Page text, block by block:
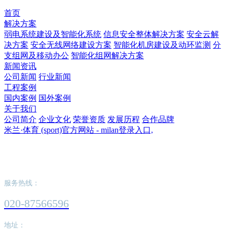
首页
解决方案
弱电系统建设及智能化系统 信息安全整体解决方案 安全云解
决方案 安全无线网络建设方案 智能化机房建设及动环监测 分
支组网及移动办公 智能化组网解决方案
新闻资讯
公司新闻 行业新闻
工程案例
国内案例 国外案例
关于我们
公司简介 企业文化 荣誉资质 发展历程 合作品牌
米兰·体育 (sport)官方网站 - milan登录入口,
服务热线：
020-87566596
地址：